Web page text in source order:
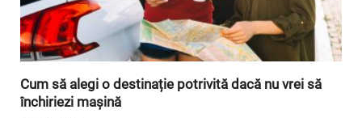
Cum să alegi o destinație potrivită dacă nu vrei să
închiriezi mașină